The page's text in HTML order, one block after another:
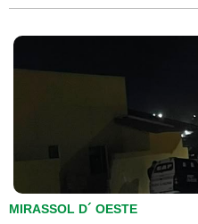
MIRASSOL D´ OESTE